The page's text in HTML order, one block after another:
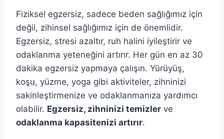
Fiziksel egzersiz, sadece beden sağlığımız için
değil, zihinsel sağlığımız için de önemlidir.
Egzersiz, stresi azaltır, ruh halini iyileştirir ve
odaklanma yeteneğini artırır. Her gün en az 30
dakika egzersiz yapmaya çalışın. Yürüyüş,
koşu, yüzme, yoga gibi aktiviteler, zihninizi
sakinleştirmenize ve odaklanmanıza yardımcı
olabilir. Egzersiz, zihninizi temizler ve
odaklanma kapasitenizi artırır.